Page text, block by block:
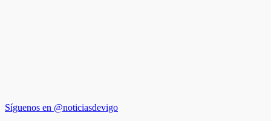
Síguenos en @noticiasdevigo